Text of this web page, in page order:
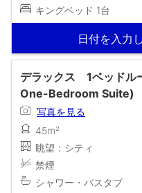
キングベッド 1台
日付を入力
デラックス 1ベッド
One-Bedroom Suite)
写真を見る
45m²
眺望：シティ
禁煙
シャワー・バスタブ